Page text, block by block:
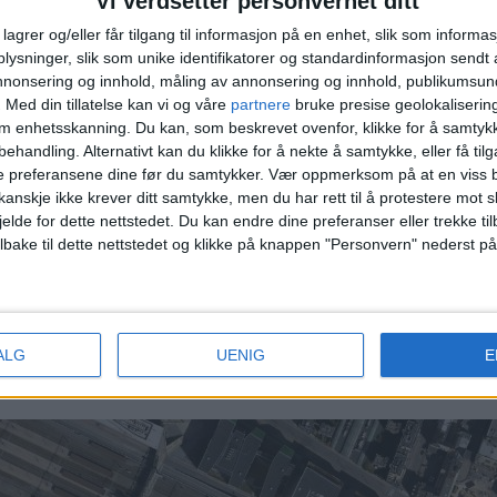
og/eller får tilgang til informasjon på en enhet, slik som
slik som unike identifikatorer og standardinformasjon sendt
og innhold, måling av annonsering og innhold,
Med din tillatelse kan vi og våre partnere bruke presise
enhetsskanning. Du kan, som beskrevet ovenfor, klikke for å
Alternativt kan du klikke for å nekte å samtykke, eller få
preferansene dine før du samtykker. Vær oppmerksom på at en viss
ikke krever ditt samtykke, men du har rett til å protestere mot
for dette nettstedet. Du kan endre dine preferanser eller trekke
til dette nettstedet og klikke på knappen "Personvern" nederst på
UENIG
i nærområdet? Du finner alle de siste salgene i Gamle
kroner 2.Dronning Eufemias gate 20, 13.650.000
11.500.000 kroner 5. Dronning Eufemias gate 22,
2.Rostockgata 24, 5.430.000 kroner 3.
offentlige data, og er av allmenn interesse for leserne av VårtOslo.
publiseres derfor uten menneskelig godkjenning, og merkes som